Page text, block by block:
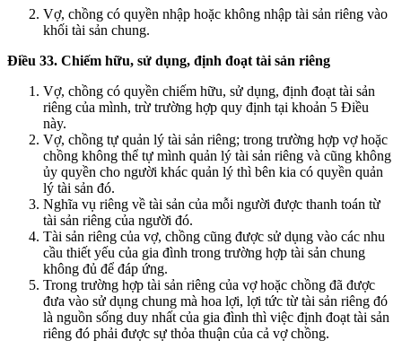
Vợ, chồng có quyền nhập hoặc không nhập tài sản riêng vào
khối tài sản chung.
Điều 33. Chiếm hữu, sử dụng, định đoạt tài sản riêng
Vợ, chồng có quyền chiếm hữu, sử dụng, định đoạt tài sản
riêng của mình, trừ trường hợp quy định tại khoản 5 Điều
này.
Vợ, chồng tự quản lý tài sản riêng; trong trường hợp vợ hoặc
chồng không thể tự mình quản lý tài sản riêng và cũng không
ủy quyền cho người khác quản lý thì bên kia có quyền quản
lý tài sản đó.
Nghĩa vụ riêng về tài sản của mỗi người được thanh toán từ
tài sản riêng của người đó.
Tài sản riêng của vợ, chồng cũng được sử dụng vào các nhu
cầu thiết yếu của gia đình trong trường hợp tài sản chung
không đủ để đáp ứng.
Trong trường hợp tài sản riêng của vợ hoặc chồng đã được
đưa vào sử dụng chung mà hoa lợi, lợi tức từ tài sản riêng đó
là nguồn sống duy nhất của gia đình thì việc định đoạt tài sản
riêng đó phải được sự thỏa thuận của cả vợ chồng.